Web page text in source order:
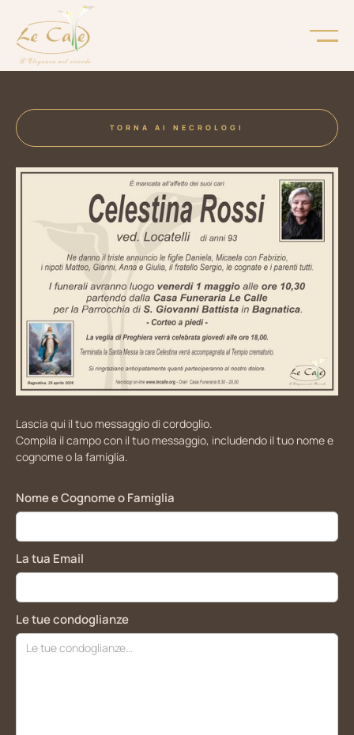
TORNA AI NECROLOGI
Lascia qui il tuo messaggio di cordoglio.
Compila il campo con il tuo messaggio, includendo il tuo nome e
cognome o la famiglia.
Nome e Cognome o Famiglia
La tua Email
Le tue condoglianze